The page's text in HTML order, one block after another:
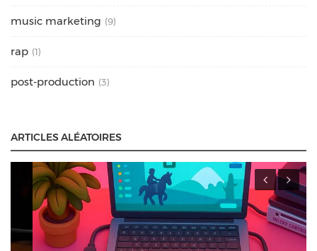
music marketing (9)
rap (1)
post-production (3)
ARTICLES ALÉATOIRES